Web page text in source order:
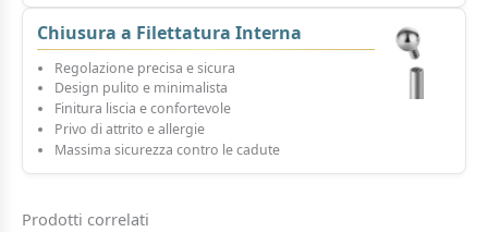
Chiusura a Filettatura Interna
Regolazione precisa e sicura
Design pulito e minimalista
Finitura liscia e confortevole
Privo di attrito e allergie
Massima sicurezza contro le cadute
Prodotti correlati